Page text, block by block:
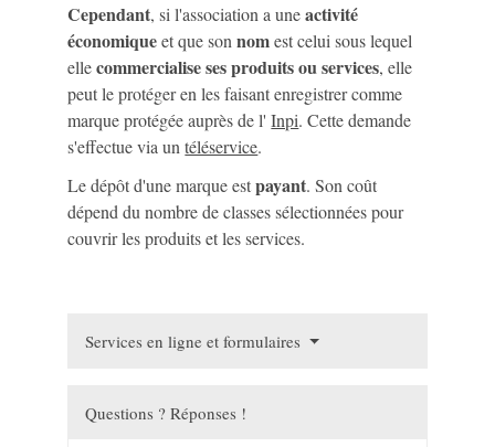
Cependant, si l'association a uneactivité
économiqueet que sonnomest celui sous lequel
ellecommercialise ses produits ou services, elle
peut le protéger en les faisant enregistrer comme
marque protégée auprès de l'Inpi. Cette demande
s'effectue via untéléservice.
Le dépôt d'une marque estpayant. Son coût
dépend du nombre de classes sélectionnées pour
couvrir les produits et les services.
Services en ligne et formulaires
Questions ? Réponses !